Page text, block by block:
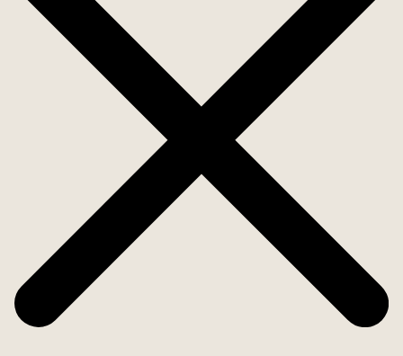
preciosas donde pasar los días soleados.
Para aquellos que buscáis un apartamento
espacioso justo en el centro de Torrevieja.
Bienvenido a casa.